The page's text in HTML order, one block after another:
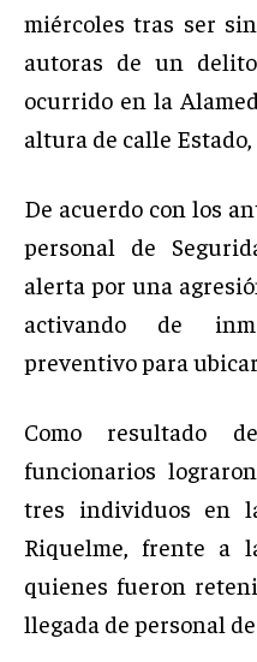
miércoles tras ser
autoras de un
ocurrido en la
altura de calle
De acuerdo con los
personal de
alerta por una
activando de
preventivo para
Como resultado
funcionarios
tres individuos en
Riquelme, frente a
quienes fueron
llegada de personal